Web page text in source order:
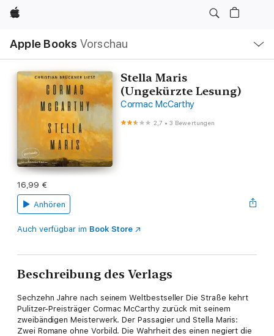
Apple
Apple Books Vorschau
Navigation
Menü
öffnen
Stella Maris
(Ungekürzte Lesung)
Cormac McCarthy
2,7 •3 Bewertungen
16,99 €
Anhören
Auch verfügbar im Book Store
Beschreibung des Verlags
Sechzehn Jahre nach seinem Weltbestseller Die Straße kehrt
Pulitzer-Preisträger Cormac McCarthy zurück mit seinem
zweibändigen Meisterwerk. Der Passagier und Stella Maris:
Zwei Romane ohne Vorbild. Die Wahrheit des einen negiert die